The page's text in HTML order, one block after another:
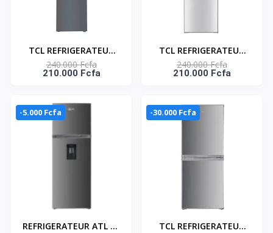
TCL REFRIGERATEUR
COMBINE 260L - 3
TIROIRS - F265BF
240.000 Fcfa
210.000 Fcfa
TCL REFRIGERATEUR
COMBINE SILVER 3
TIROIRS 309L -
F410BFS
240.000 Fcfa
210.000 Fcfa
-5.000 Fcfa
REFRIGERATEUR ATL 02
-30.000 Fcfa
TCL REFRIGERATEUR